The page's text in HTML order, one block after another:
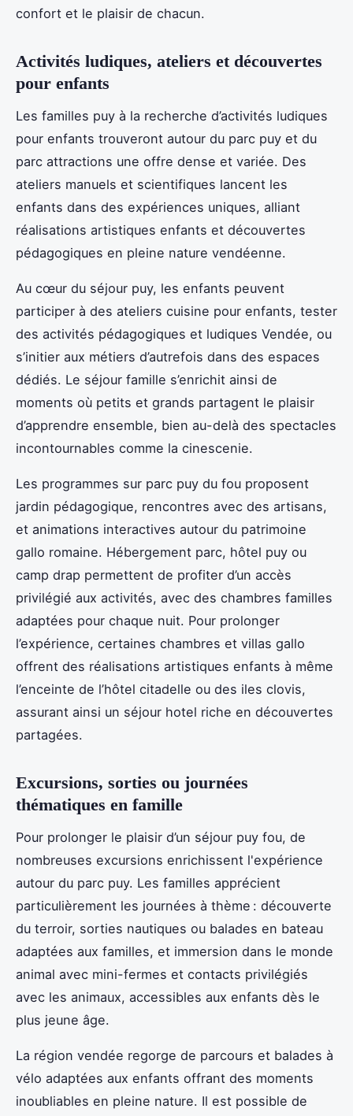
confort et le plaisir de chacun.
Activités ludiques, ateliers et découvertes
pour enfants
Les familles puy à la recherche d’activités ludiques
pour enfants trouveront autour du parc puy et du
parc attractions une offre dense et variée. Des
ateliers manuels et scientifiques lancent les
enfants dans des expériences uniques, alliant
réalisations artistiques enfants et découvertes
pédagogiques en pleine nature vendéenne.
Au cœur du séjour puy, les enfants peuvent
participer à des ateliers cuisine pour enfants, tester
des activités pédagogiques et ludiques Vendée, ou
s’initier aux métiers d’autrefois dans des espaces
dédiés. Le séjour famille s’enrichit ainsi de
moments où petits et grands partagent le plaisir
d’apprendre ensemble, bien au-delà des spectacles
incontournables comme la cinescenie.
Les programmes sur parc puy du fou proposent
jardin pédagogique, rencontres avec des artisans,
et animations interactives autour du patrimoine
gallo romaine. Hébergement parc, hôtel puy ou
camp drap permettent de profiter d’un accès
privilégié aux activités, avec des chambres familles
adaptées pour chaque nuit. Pour prolonger
l’expérience, certaines chambres et villas gallo
offrent des réalisations artistiques enfants à même
l’enceinte de l’hôtel citadelle ou des iles clovis,
assurant ainsi un séjour hotel riche en découvertes
partagées.
Excursions, sorties ou journées
thématiques en famille
Pour prolonger le plaisir d’un séjour puy fou, de
nombreuses excursions enrichissent l'expérience
autour du parc puy. Les familles apprécient
particulièrement les journées à thème : découverte
du terroir, sorties nautiques ou balades en bateau
adaptées aux familles, et immersion dans le monde
animal avec mini-fermes et contacts privilégiés
avec les animaux, accessibles aux enfants dès le
plus jeune âge.
La région vendée regorge de parcours et balades à
vélo adaptées aux enfants offrant des moments
inoubliables en pleine nature. Il est possible de